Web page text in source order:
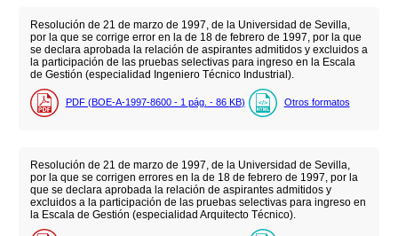
Resolución de 21 de marzo de 1997, de la Universidad de Sevilla,
por la que se corrige error en la de 18 de febrero de 1997, por la que
se declara aprobada la relación de aspirantes admitidos y excluidos a
la participación de las pruebas selectivas para ingreso en la Escala
de Gestión (especialidad Ingeniero Técnico Industrial).
PDF (BOE-A-1997-8600 - 1 pág. - 86 KB) Otros formatos
Resolución de 21 de marzo de 1997, de la Universidad de Sevilla,
por la que se corrigen errores en la de 18 de febrero de 1997, por la
que se declara aprobada la relación de aspirantes admitidos y
excluidos a la participación de las pruebas selectivas para ingreso en
la Escala de Gestión (especialidad Arquitecto Técnico).